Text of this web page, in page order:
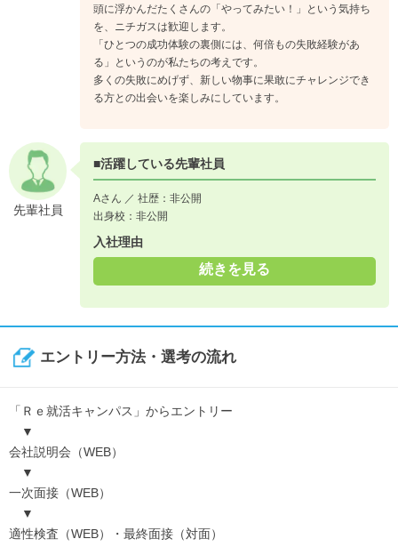
頭に浮かんだたくさんの「やってみたい！」という気持ち
を、ニチガスは歓迎します。
「ひとつの成功体験の裏側には、何倍もの失敗経験があ
る」というのが私たちの考えです。
多くの失敗にめげず、新しい物事に果敢にチャレンジでき
る方との出会いを楽しみにしています。
先輩社員
■活躍している先輩社員
Aさん ／ 社歴：非公開
出身校：非公開
入社理由
続きを見る
エントリー方法・選考の流れ
「Ｒｅ就活キャンパス」からエントリー
▼
会社説明会（WEB）
▼
一次面接（WEB）
▼
適性検査（WEB）・最終面接（対面）